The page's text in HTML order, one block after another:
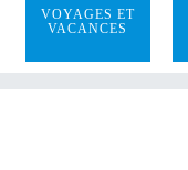
VOYAGES ET
VACANCES